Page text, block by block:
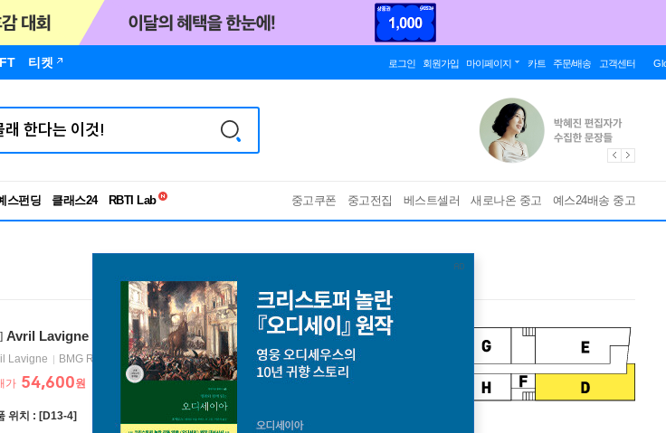
티켓 로그인 회원가입 마이페이지 카트 주문/배송 고객센터
스펀딩 클래스24
RBTI Lab
독서유형검사
중고쿠폰 중고전집 베스트셀러 새로나온 중고 예스24배송 중고
Avril Lavigne (에이브릴 라빈) - 6집 Head Above Water [LP]
Lavigne BMG Rights
2022년 04월 27일
가 54,600원
위치 : [D13-4]